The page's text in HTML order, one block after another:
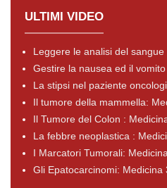
ULTIMI VIDEO
Leggere le analisi del sangue
Gestire la nausea ed il vomito
La stipsi nel paziente
Il tumore della mammella:
Il Tumore del Colon :
La febbre neoplastica :
I Marcatori Tumorali:
Gli Epatocarcinomi: Medicina